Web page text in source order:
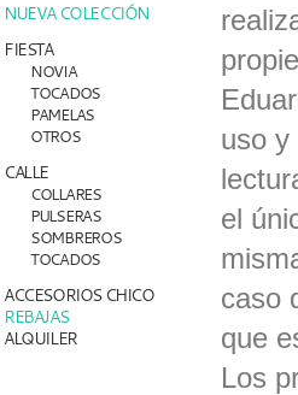
NUEVA COLECCIÓN
FIESTA
NOVIA
TOCADOS
PAMELAS
OTROS
CALLE
COLLARES
PULSERAS
SOMBREROS
TOCADOS
ACCESORIOS CHICO
REBAJAS
ALQUILER
uso y
el
caso
que
Los